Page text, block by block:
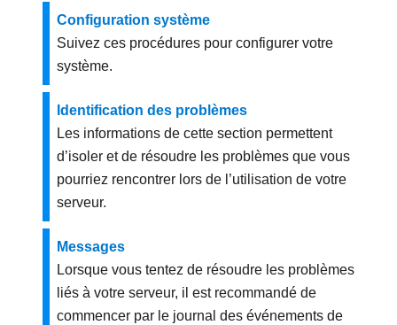
Configuration système
Suivez ces procédures pour configurer votre
système.
Identification des problèmes
Les informations de cette section permettent
d’isoler et de résoudre les problèmes que vous
pourriez rencontrer lors de l’utilisation de votre
serveur.
Messages
Lorsque vous tentez de résoudre les problèmes
liés à votre serveur, il est recommandé de
commencer par le journal des événements de